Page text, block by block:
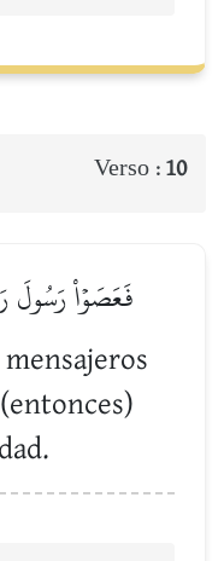
Verso : 10
فَعَصَوۡاْ رَسُولَ